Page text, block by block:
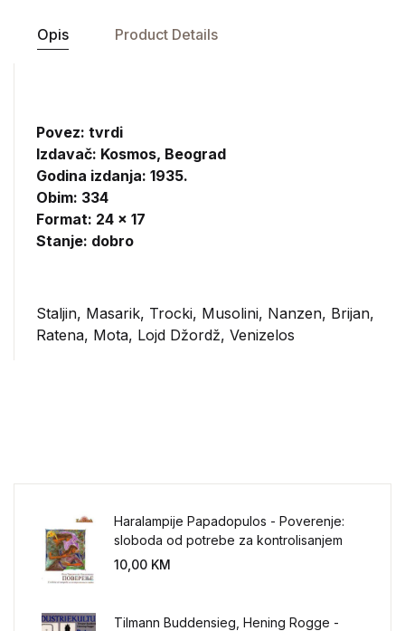
Opis Product Details
Povez: tvrdi
Izdavač: Kosmos, Beograd
Godina izdanja: 1935.
Obim: 334
Format: 24 x 17
Stanje: dobro
Staljin, Masarik, Trocki, Musolini, Nanzen, Brijan,
Ratena, Mota, Lojd Džordž, Venizelos
Haralampije Papadopulos - Poverenje:
sloboda od potrebe za kontrolisanjem
sveta
10,00 KM
Tilmann Buddensieg, Hening Rogge -